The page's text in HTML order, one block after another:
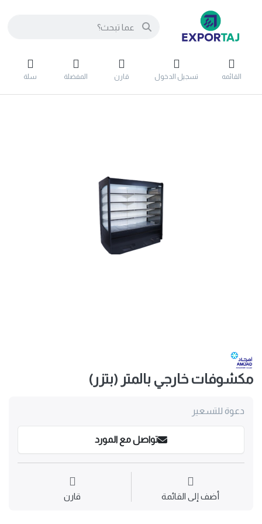
القائمه تسجيل الدخول قارن المفضلة سلة
مكشوفات خارجي بالمتر (بتزر)
دعوة للتسعير
تواصل مع المورد
أضف إلى القائمة قارن